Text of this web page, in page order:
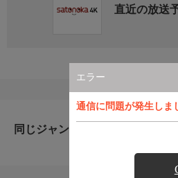
エラー
通信に問題が発生しま
直近の放送
同じジャンルのおすすめ番組